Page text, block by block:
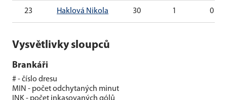
23 Haklová Nikola 30 1 0
Vysvětlivky sloupců
Brankáři
# - číslo dresu
MIN - počet odchytaných minut